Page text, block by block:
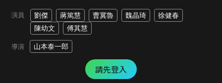
演員 劉傑 蔣篤慧 曹冀魯 魏晶琦
徐健春
陳幼文
傅其慧
導演 山本泰一郎
請先登入